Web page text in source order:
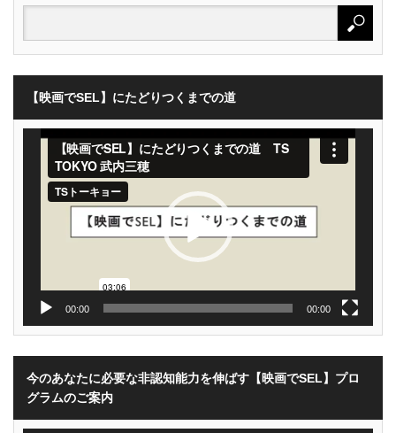
【映画でSEL】にたどりつくまでの道
動
00:00 00:00
今のあなたに必要な非認知能力を伸ばす【映画でSEL】プロ
グラムのご案内